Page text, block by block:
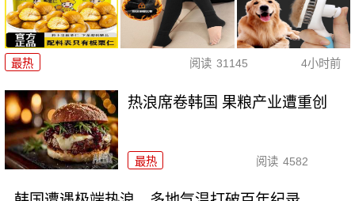
最热 阅读 31145 4小时前
热浪席卷韩国 果粮产业遭重创
最热 阅读 4582